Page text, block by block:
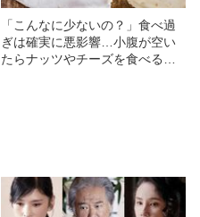
「こんなに少ないの？」食べ過
ぎは確実に悪影響…小腹が空い
たらナッツやチーズを食べる人